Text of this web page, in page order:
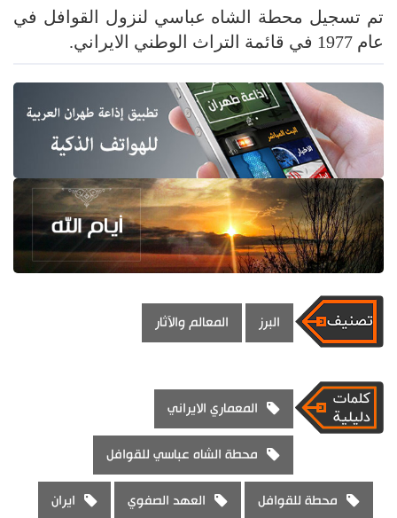
تم تسجيل محطة الشاه عباسي لنزول القوافل في
عام 1977 في قائمة التراث الوطني الايراني.
البرز المعالم والآثار
المعماري الايراني
محطة الشاه عباسي للقوافل
محطة للقوافل العهد الصفوي ايران